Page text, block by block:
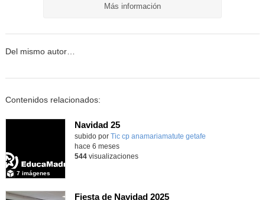
Más información
Del mismo autor…
Contenidos relacionados:
Navidad 25
Contenido educativo.
subido por Tic cp anamariamatute getafe
7 imágenes
hace 6 meses
544visualizaciones
Fiesta de Navidad 2025